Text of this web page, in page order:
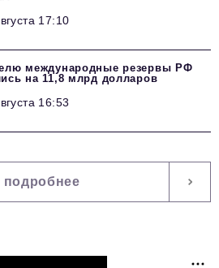
17:10
международные резервы РФ
на 11,8 млрд долларов
16:53
подробнее